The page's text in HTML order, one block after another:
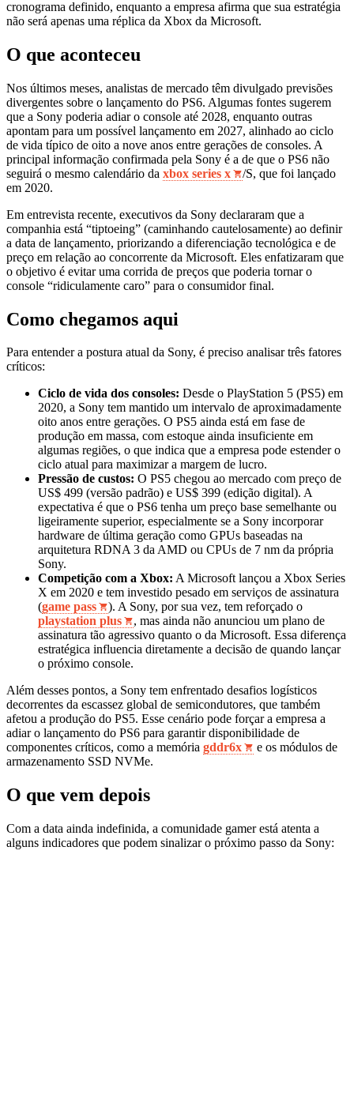
cronograma definido, enquanto a empresa afirma que sua estratégia
não será apenas uma réplica da Xbox da Microsoft.
O que aconteceu
Nos últimos meses, analistas de mercado têm divulgado previsões
divergentes sobre o lançamento do PS6. Algumas fontes sugerem
que a Sony poderia adiar o console até 2028, enquanto outras
apontam para um possível lançamento em 2027, alinhado ao ciclo
de vida típico de oito a nove anos entre gerações de consoles. A
principal informação confirmada pela Sony é a de que o PS6 não
seguirá o mesmo calendário da xbox series x
/S, que foi lançado
em 2020.
Em entrevista recente, executivos da Sony declararam que a
companhia está “tiptoeing” (caminhando cautelosamente) ao definir
a data de lançamento, priorizando a diferenciação tecnológica e de
preço em relação ao concorrente da Microsoft. Eles enfatizaram que
o objetivo é evitar uma corrida de preços que poderia tornar o
console “ridiculamente caro” para o consumidor final.
Como chegamos aqui
Para entender a postura atual da Sony, é preciso analisar três fatores
críticos:
Ciclo de vida dos consoles: Desde o PlayStation 5 (PS5) em
2020, a Sony tem mantido um intervalo de aproximadamente
oito anos entre gerações. O PS5 ainda está em fase de
produção em massa, com estoque ainda insuficiente em
algumas regiões, o que indica que a empresa pode estender o
ciclo atual para maximizar a margem de lucro.
Pressão de custos: O PS5 chegou ao mercado com preço de
US$ 499 (versão padrão) e US$ 399 (edição digital). A
expectativa é que o PS6 tenha um preço base semelhante ou
ligeiramente superior, especialmente se a Sony incorporar
hardware de última geração como GPUs baseadas na
arquitetura RDNA 3 da AMD ou CPUs de 7 nm da própria
Sony.
Competição com a Xbox: A Microsoft lançou a Xbox Series
X em 2020 e tem investido pesado em serviços de assinatura
(game pass
). A Sony, por sua vez, tem reforçado o
playstation plus
, mas ainda não anunciou um plano de
assinatura tão agressivo quanto o da Microsoft. Essa diferença
estratégica influencia diretamente a decisão de quando lançar
o próximo console.
Além desses pontos, a Sony tem enfrentado desafios logísticos
decorrentes da escassez global de semicondutores, que também
afetou a produção do PS5. Esse cenário pode forçar a empresa a
adiar o lançamento do PS6 para garantir disponibilidade de
componentes críticos, como a memória gddr6x
e os módulos de
armazenamento SSD NVMe.
O que vem depois
Com a data ainda indefinida, a comunidade gamer está atenta a
alguns indicadores que podem sinalizar o próximo passo da Sony: